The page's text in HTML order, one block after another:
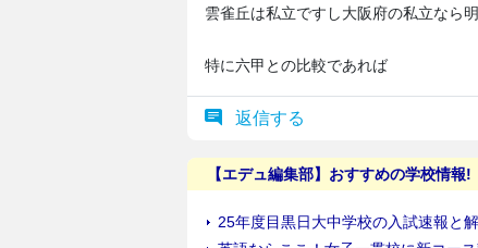
雲雀丘は私立ですし大阪府の私立なら
特に六甲との比較であれば
返信する